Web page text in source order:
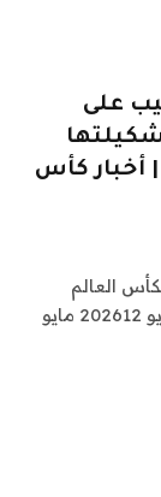
على
| أخبار كأس
العالم
2026، لكنه لم يؤكد مشاركته.نُشرت في 12 مايو 202612 مايو